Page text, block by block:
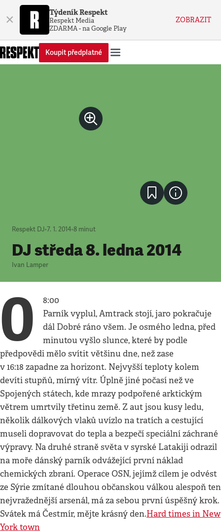
× Týdeník Respekt
Respekt Media
ZDARMA - na Google Play
ZOBRAZIT
Koupit předplatné
Respekt DJ•7. 1. 2014•8 minut
DJ středa 8. ledna 2014
Ivan Lamper
0
8:00
Parník vyplul, Amtrack stojí, jaro pokračuje
dál Dobré ráno všem. Je osmého ledna, před
minutou vyšlo slunce, které by podle
předpovědi mělo svítit většinu dne, než zase
v 16:18 zapadne za horizont. Nejvyšší teploty kolem
devíti stupňů, mírný vítr. Úplně jiné počasí než ve
Spojených státech, kde mrazy podpořené arktickým
větrem umrtvily třetinu země. Z aut jsou kusy ledu,
několik dálkových vlaků uvízlo na tratích a cestující
museli dopravovat do tepla a bezpečí speciální záchrané
výpravy. Na druhé straně světa v syrské Latakiji odrazil
na moře dánský parník odvážející první náklad
chemických zbraní. Operace OSN, jejímž cílem je odvést
ze Sýrie zmítané dlouhou občanskou válkou alespoň ten
nejvražednější arsenál, má za sebou první úspěšný krok.
Svátek má Čestmír, mějte krásný den.Hard times in New
York town